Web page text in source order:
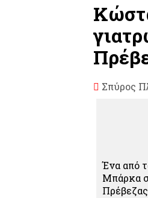
Σπύρος
Ένα από
Μπάρκα